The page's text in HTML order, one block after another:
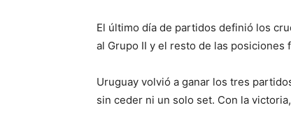
El último día de partidos definió los
al Grupo II y el resto de las posiciones
Uruguay volvió a ganar los tres
sin ceder ni un solo set. Con la